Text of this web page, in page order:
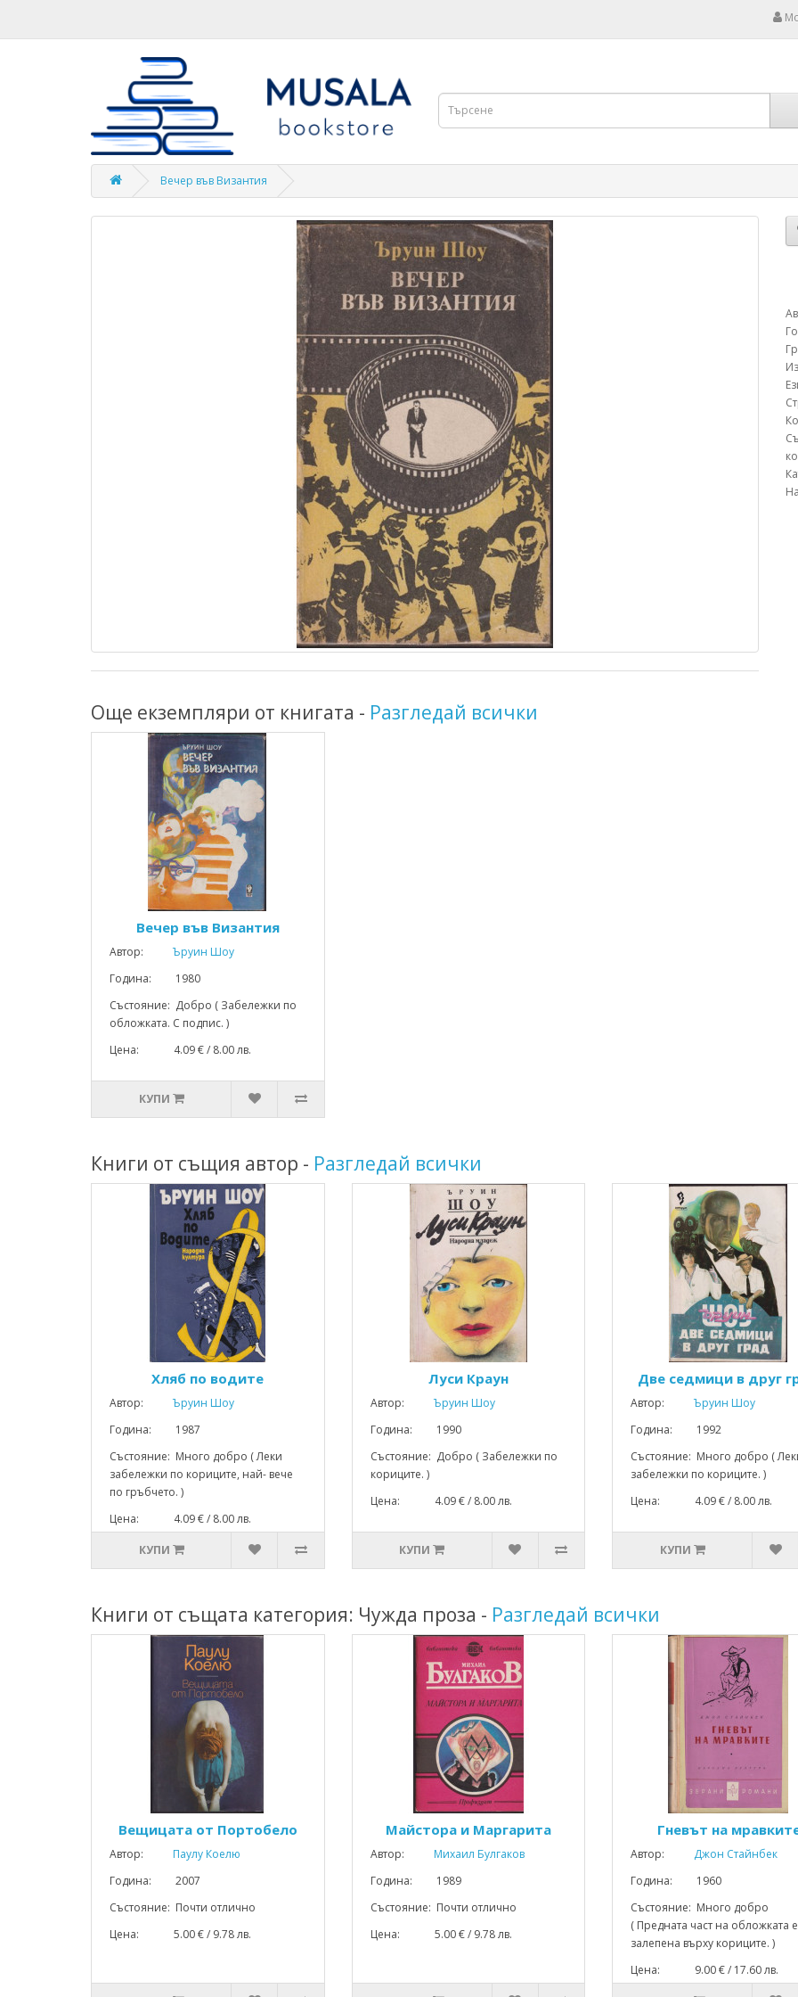
Вечер във Византия
Още екземпляри от книгата - Разгледай всички
Вечер във Византия
Автор:
Ъруин Шоу
Година: 1980
Състояние: Добро ( Забележки по
обложката. С подпис. )
Цена: 4.09 € / 8.00 лв.
КУПИ
Книги от същия автор - Разгледай всички
Хляб по водите
Автор:
Ъруин Шоу
Година: 1987
Състояние: Много добро ( Леки
забележки по кориците, най- вече
по гръбчето. )
Цена: 4.09 € / 8.00 лв.
КУПИ
Луси Краун
Автор:
Ъруин Шоу
Година: 1990
Състояние: Добро ( Забележки по
кориците. )
Цена: 4.09 € / 8.00 лв.
КУПИ
Две седмици в друг
Автор:
Ъруин Шоу
Година: 1992
Състояние: Много добро (
забележки по кориците. )
Цена: 4.09 € / 8.00 лв.
КУПИ
Книги от същата категория: Чужда проза - Разгледай всички
Вещицата от Портобело
Автор:
Паулу Коелю
Година: 2007
Състояние: Почти отлично
Цена: 5.00 € / 9.78 лв.
Майстора и Маргарита
Автор:
Михаил Булгаков
Година: 1989
Състояние: Почти отлично
Цена: 5.00 € / 9.78 лв.
Гневът на
Автор:
Джон Стайнбек
Година: 1960
Състояние: Много добро
( Предната част на обложката е
залепена върху кориците. )
Цена: 9.00 € / 17.60 лв.